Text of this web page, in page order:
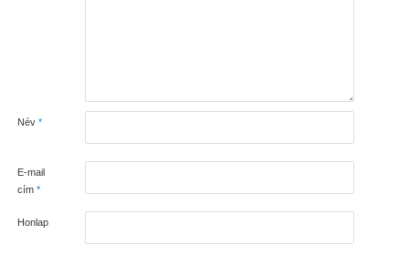
Név *
E-mail
cím *
Honlap